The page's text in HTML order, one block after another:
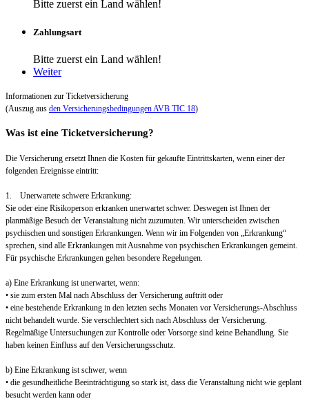
Bitte zuerst ein Land wählen!
Zahlungsart
Bitte zuerst ein Land wählen!
Weiter
Informationen zur Ticketversicherung
(Auszug aus den Versicherungsbedingungen AVB TIC 18)
Was ist eine Ticketversicherung?
Die Versicherung ersetzt Ihnen die Kosten für gekaufte Eintrittskarten, wenn einer der
folgenden Ereignisse eintritt:
1. Unerwartete schwere Erkrankung:
Sie oder eine Risikoperson erkranken unerwartet schwer. Deswegen ist Ihnen der
planmäßige Besuch der Veranstaltung nicht zuzumuten. Wir unterscheiden zwischen
psychischen und sonstigen Erkrankungen. Wenn wir im Folgenden von „Erkrankung“
sprechen, sind alle Erkrankungen mit Ausnahme von psychischen Erkrankungen gemeint.
Für psychische Erkrankungen gelten besondere Regelungen.
a) Eine Erkrankung ist unerwartet, wenn:
• sie zum ersten Mal nach Abschluss der Versicherung auftritt oder
• eine bestehende Erkrankung in den letzten sechs Monaten vor Versicherungs-Abschluss
nicht behandelt wurde. Sie verschlechtert sich nach Abschluss der Versicherung.
Regelmäßige Untersuchungen zur Kontrolle oder Vorsorge sind keine Behandlung. Sie
haben keinen Einfluss auf den Versicherungsschutz.
b) Eine Erkrankung ist schwer, wenn
• die gesundheitliche Beeinträchtigung so stark ist, dass die Veranstaltung nicht wie geplant
besucht werden kann oder